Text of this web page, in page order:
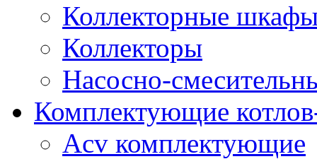
Коллекторные
Коллекторы
Насосно-
Комплектующие
Acv комплектующие